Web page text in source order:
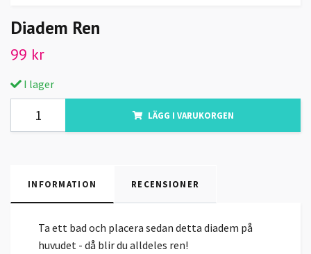
Diadem Ren
99 kr
I lager
LÄGG I VARUKORGEN
INFORMATION RECENSIONER
Ta ett bad och placera sedan detta diadem på
huvudet - då blir du alldeles ren!